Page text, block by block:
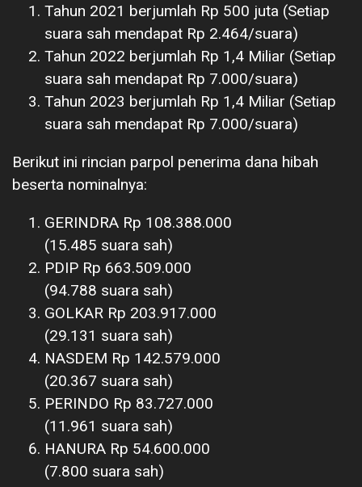
Tahun 2021 berjumlah Rp 500 juta (Setiap
suara sah mendapat Rp 2.464/suara)
Tahun 2022 berjumlah Rp 1,4 Miliar (Setiap
suara sah mendapat Rp 7.000/suara)
Tahun 2023 berjumlah Rp 1,4 Miliar (Setiap
suara sah mendapat Rp 7.000/suara)
Berikut ini rincian parpol penerima dana hibah
beserta nominalnya:
GERINDRA Rp 108.388.000
(15.485 suara sah)
PDIP Rp 663.509.000
(94.788 suara sah)
GOLKAR Rp 203.917.000
(29.131 suara sah)
NASDEM Rp 142.579.000
(20.367 suara sah)
PERINDO Rp 83.727.000
(11.961 suara sah)
HANURA Rp 54.600.000
(7.800 suara sah)